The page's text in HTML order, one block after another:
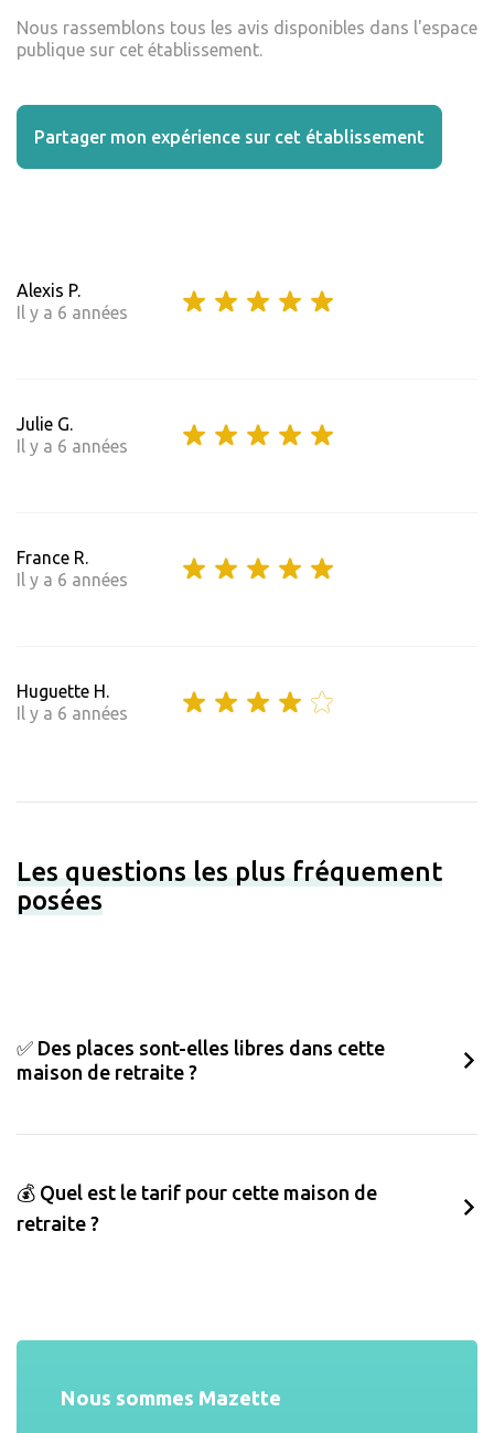
Nous rassemblons tous les avis disponibles dans l'espace
publique sur cet établissement.
Partager mon expérience sur cet établissement
Alexis P.
Il y a 6 années
Julie G.
Il y a 6 années
France R.
Il y a 6 années
Huguette H.
Il y a 6 années
Les questions les plus fréquement
posées
✅ Des places sont-elles libres dans cette
maison de retraite ?
💰 Quel est le tarif pour cette maison de
retraite ?
Nous sommes Mazette